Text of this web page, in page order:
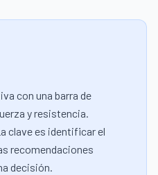
con una barra de
y resistencia.
clave es identificar el
recomendaciones
decisión.